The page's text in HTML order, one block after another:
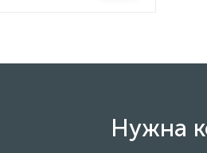
Нужна